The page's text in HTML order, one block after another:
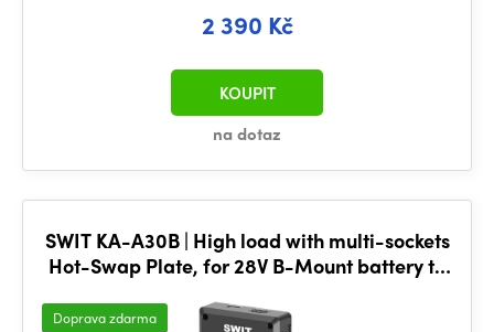
2 390 Kč
na dotaz
KOUPIT
SWIT KA-A30B | High load with multi-sockets
Hot-Swap Plate, for 28V B-Mount battery to
Doprava zdarma